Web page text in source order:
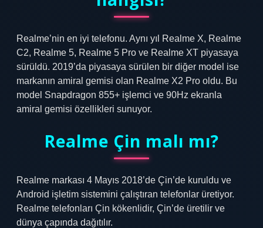
Realme’nin en iyi telefonu. Aynı yıl Realme X, Realme
C2, Realme 5, Realme 5 Pro ve Realme XT piyasaya
sürüldü. 2019’da piyasaya sürülen bir diğer model ise
markanın amiral gemisi olan Realme X2 Pro oldu. Bu
model Snapdragon 855+ işlemci ve 90Hz ekranla
amiral gemisi özellikleri sunuyor.
Realme Çin malı mı?
Realme markası 4 Mayıs 2018’de Çin’de kuruldu ve
Android işletim sistemini çalıştıran telefonlar üretiyor.
Realme telefonları Çin kökenlidir, Çin’de üretilir ve
dünya çapında dağıtılır.